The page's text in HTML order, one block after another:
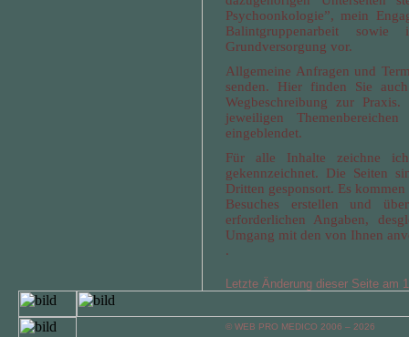
Psychoonkologie”, mein
Balintgruppenarbeit
Grundversorgung vor.
Allgemeine Anfragen und
senden. Hier finden Sie
Wegbeschreibung zur
jeweiligen
eingeblendet.
Für alle Inhalte zeichne
gekennzeichnet. Die Seiten
Dritten gesponsort. Es
Besuches erstellen und
erforderlichen Angaben,
Umgang mit den von Ihnen
.
Letzte Änderung dieser Seite am
© WEB PRO MEDICO 2006 – 2026